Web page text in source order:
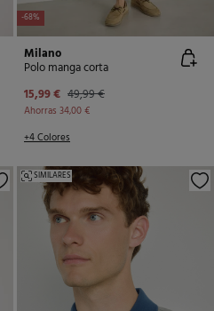
-68%
Milano
Polo manga corta
15,99 € 49,99 €
Ahorras 34,00 €
+4 Colores
SIMILARES